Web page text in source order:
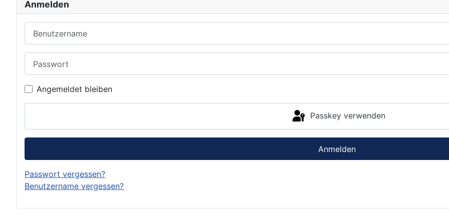
Anmelden
Angemeldet bleiben
Passkey verwenden
Anmelden
Passwort vergessen?
Benutzername vergessen?